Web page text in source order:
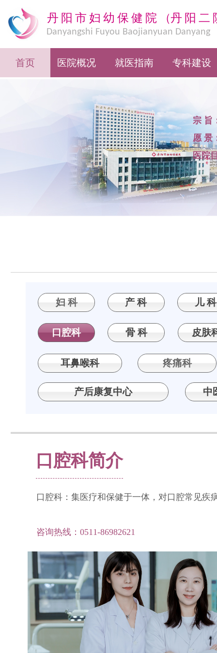
首页 医院概况 就医指南 专科建设
丹阳市妇幼保健院 （丹阳二
宗 旨
愿 景
医院
Danyangshi Fuyou Baojianyuan Danyang
Eryuan
口腔科
疼痛科
儿 科
骨 科
产后康复中心
妇 科
皮肤
中
产 科
耳鼻喉科
口腔科简介
口腔科：集医疗和保健于一体，对口腔常见疾
咨询热线：0511-86982621